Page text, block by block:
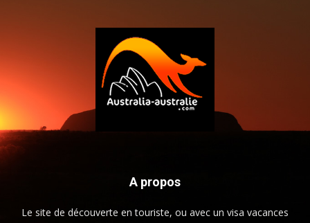
A propos
Le site de découverte en touriste, ou avec un visa vacances